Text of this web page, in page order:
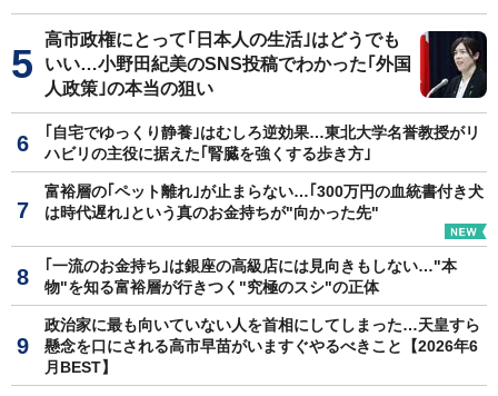
高市政権にとって｢日本人の生活｣はどうでも
いい…小野田紀美のSNS投稿でわかった｢外国
人政策｣の本当の狙い
｢自宅でゆっくり静養｣はむしろ逆効果…東北大学名誉教授がリ
ハビリの主役に据えた｢腎臓を強くする歩き方｣
富裕層の｢ペット離れ｣が止まらない…｢300万円の血統書付き犬
は時代遅れ｣という真のお金持ちが"向かった先"
｢一流のお金持ち｣は銀座の高級店には見向きもしない…"本
物"を知る富裕層が行きつく"究極のスシ"の正体
政治家に最も向いていない人を首相にしてしまった…天皇すら
懸念を口にされる高市早苗がいますぐやるべきこと【2026年6
月BEST】